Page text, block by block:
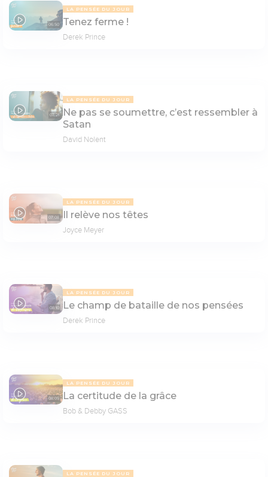
06:50
LA PENSÉE DU JOUR
Tenez ferme !
Derek Prince
07:21
LA PENSÉE DU JOUR
Ne pas se soumettre, c’est ressembler à
Satan
David Nolent
07:08
LA PENSÉE DU JOUR
Il relève nos têtes
Joyce Meyer
08:10
LA PENSÉE DU JOUR
Le champ de bataille de nos pensées
Derek Prince
08:09
LA PENSÉE DU JOUR
La certitude de la grâce
Bob & Debby GASS
LA PENSÉE DU JOUR